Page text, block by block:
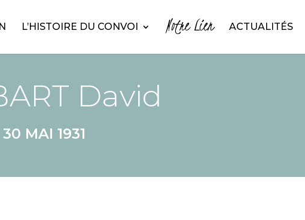
L’HISTOIRE DU CONVOI Notre Lien ACTUALITÉS
David
30 MAI 1931